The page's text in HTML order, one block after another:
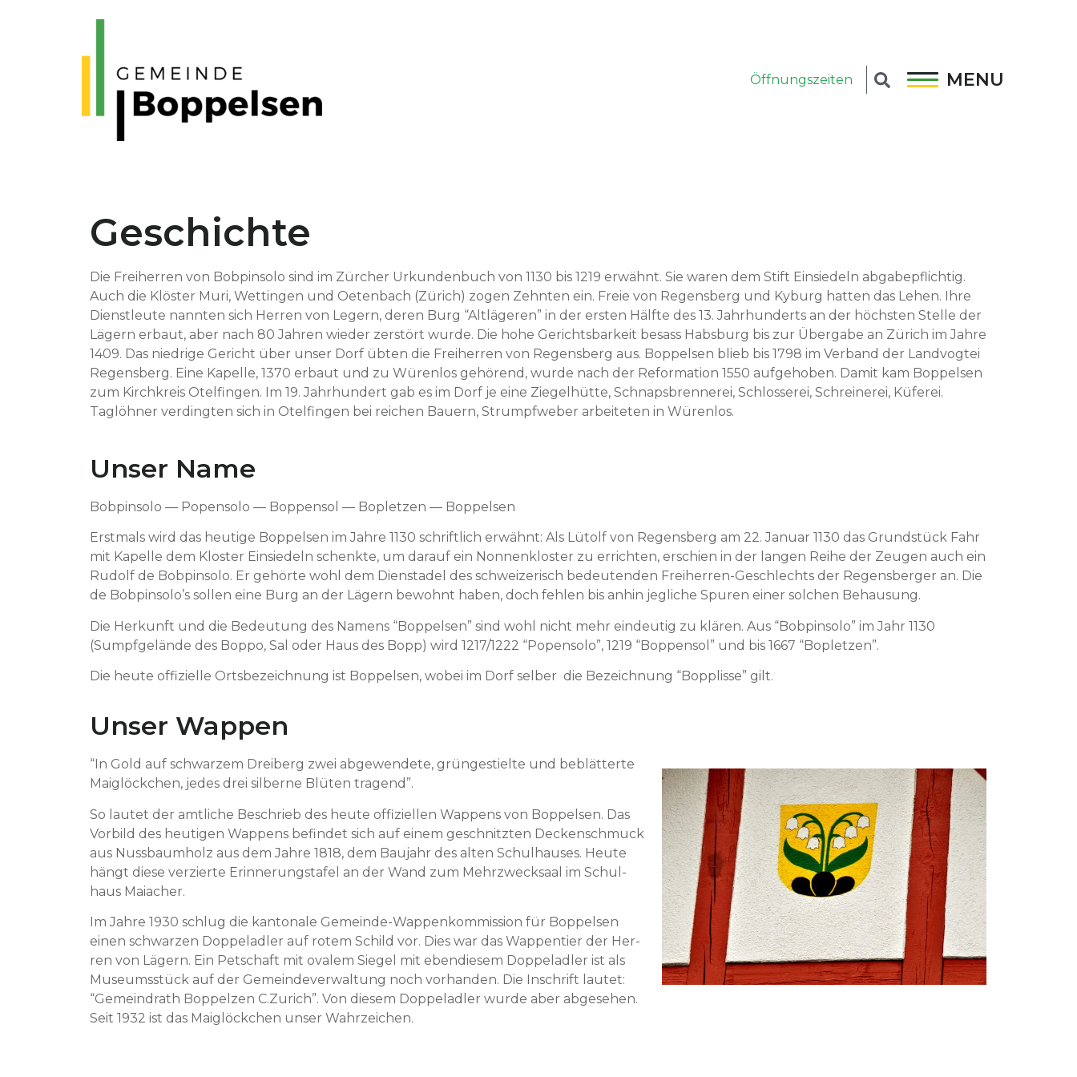
Öffnungszeiten MENU
Geschichte
Die Frei­her­ren von Bobpin­so­lo sind im Zürcher Urkun­den­buch von 1130 bis 1219 erwäh­nt. Sie waren dem Stift Ein­siedeln abgabepflichtig.
Auch die Klöster Muri, Wet­tin­gen und Oeten­bach (Zürich) zogen Zehn­ten ein. Freie von Regens­berg und Kyburg hat­ten das Lehen. Ihre
Dien­stleute nan­nten sich Her­ren von Leg­ern, deren Burg “Altlägeren” in der ersten Hälfte des 13. Jahrhun­derts an der höch­sten Stelle der
Lägern erbaut, aber nach 80 Jahren wieder zer­stört wurde. Die hohe Gerichts­barkeit besass Hab­s­burg bis zur Über­gabe an Zürich im Jahre
1409. Das niedrige Gericht über unser Dorf übten die Frei­her­ren von Regens­berg aus. Bop­pelsen blieb bis 1798 im Ver­band der Land­vogtei
Regens­berg. Eine Kapelle, 1370 erbaut und zu Würen­los gehörend, wurde nach der Ref­or­ma­tion 1550 aufge­hoben. Damit kam Bop­pelsen
zum Kirchkreis Otelfin­gen. Im 19. Jahrhun­dert gab es im Dorf je eine Ziegel­hütte, Schnaps­bren­nerei, Schlosserei, Schreinerei, Küfer­ei.
Taglöh­n­er verd­ingten sich in Otelfin­gen bei reichen Bauern, Strumpfwe­ber arbeit­eten in Würenlos.
Unser Name
Bobpin­so­lo — Popen­so­lo — Bop­pen­sol — Boplet­zen — Boppelsen
Erst­mals wird das heutige Bop­pelsen im Jahre 1130 schriftlich erwäh­nt: Als Lütolf von Regens­berg am 22. Jan­u­ar 1130 das Grund­stück Fahr
mit Kapelle dem Kloster Ein­siedeln schenk­te, um darauf ein Non­nen­kloster zu erricht­en, erschien in der lan­gen Rei­he der Zeu­gen auch ein
Rudolf de Bobpin­so­lo. Er gehörte wohl dem Dien­stadel des schweiz­erisch bedeu­ten­den Frei­her­ren-Geschlechts der Regens­berg­er an. Die
de Bobpinsolo’s sollen eine Burg an der Lägern bewohnt haben, doch fehlen bis anhin jegliche Spuren ein­er solchen Behausung.
Die Herkun­ft und die Bedeu­tung des Namens “Bop­pelsen” sind wohl nicht mehr ein­deutig zu klären. Aus “Bobpin­so­lo” im Jahr 1130
(Sumpfgelände des Bop­po, Sal oder Haus des Bopp) wird 1217/1222 “Popen­so­lo”, 1219 “Bop­pen­sol” und bis 1667 “Boplet­zen”.
Die heute offizielle Orts­beze­ich­nung ist Bop­pelsen, wobei im Dorf sel­ber die Beze­ich­nung “Bop­plisse” gilt.
Unser Wappen
“In Gold auf schwarzem Dreiberg zwei abgewen­dete, grüngestielte und beblät­terte
Maiglöckchen, jedes drei sil­berne Blüten tragend”.
So lautet der amtliche Beschrieb des heute offiziellen Wap­pens von Bop­pelsen. Das
Vor­bild des heuti­gen Wap­pens befind­et sich auf einem geschnitzten Deck­en­schmuck
aus Nuss­baumholz aus dem Jahre 1818, dem Bau­jahr des alten Schul­haus­es. Heute
hängt diese verzierte Erin­nerungstafel an der Wand zum Mehrzweck­saal im Schul­
haus Maiacher.
Im Jahre 1930 schlug die kan­tonale Gemeinde-Wap­penkom­mis­sion für Bop­pelsen
einen schwarzen Dop­peladler auf rotem Schild vor. Dies war das Wap­pen­tier der Her­
ren von Lägern. Ein Petschaft mit ovalem Siegel mit ebendiesem Dop­peladler ist als
Muse­umsstück auf der Gemein­de­v­er­wal­tung noch vorhan­den. Die Inschrift lautet:
“Gemein­drath Bop­pelzen C.Zurich”. Von diesem Dop­peladler wurde aber abge­se­hen.
Seit 1932 ist das Maiglöckchen unser Wahrzeichen.